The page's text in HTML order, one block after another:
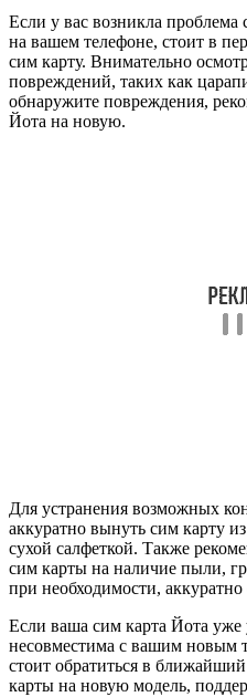
Если у вас возникла
на вашем телефоне, стоит в
сим карту. Внимательно
повреждений, таких как
обнаружите повреждения,
Йота на новую.
Для устранения возможных
аккуратно вынуть сим карту
сухой салфеткой. Также
сим карты на наличие пыли,
при необходимости, аккуратно
Если ваша сим карта Йота уже
несовместима с вашим новым
стоит обратиться в
карты на новую модель,